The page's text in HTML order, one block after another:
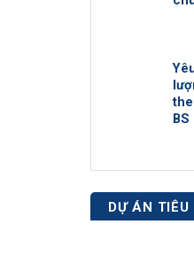
BS
DỰ ÁN TIÊU